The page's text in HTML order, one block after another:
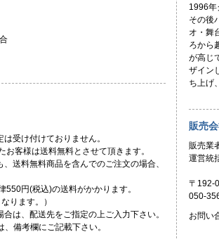
受け付けておりません。
客様は送料無料とさせて頂きます。
送料無料商品を含んでのご注文の場合、
円(税込)の送料がかかります。
ります。）
は、配送先をご指定の上ご入力下さい。
備考欄にご記載下さい。
1996年
その後
オ・舞
ろから
が高じ
ザイン
ち上げ
販売
販売業
運営統
〒192-
050-
お問い